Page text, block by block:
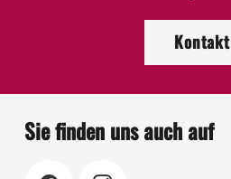
Kontakt
Sie finden uns auch auf